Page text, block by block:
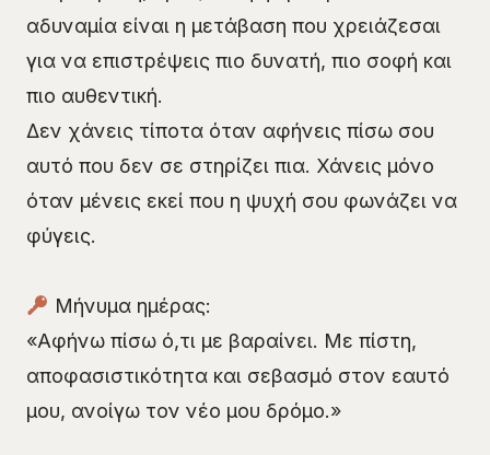
αδυναμία είναι η μετάβαση που χρειάζεσαι
για να επιστρέψεις πιο δυνατή, πιο σοφή και
πιο αυθεντική.
Δεν χάνεις τίποτα όταν αφήνεις πίσω σου
αυτό που δεν σε στηρίζει πια. Χάνεις μόνο
όταν μένεις εκεί που η ψυχή σου φωνάζει να
φύγεις.
Μήνυμα ημέρας:
«Αφήνω πίσω ό,τι με βαραίνει. Με πίστη,
αποφασιστικότητα και σεβασμό στον εαυτό
μου, ανοίγω τον νέο μου δρόμο.»